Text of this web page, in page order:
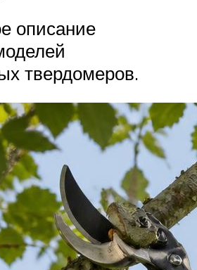
описание
твердомеров.